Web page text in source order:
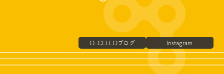
O-CELLOブログ Instagram